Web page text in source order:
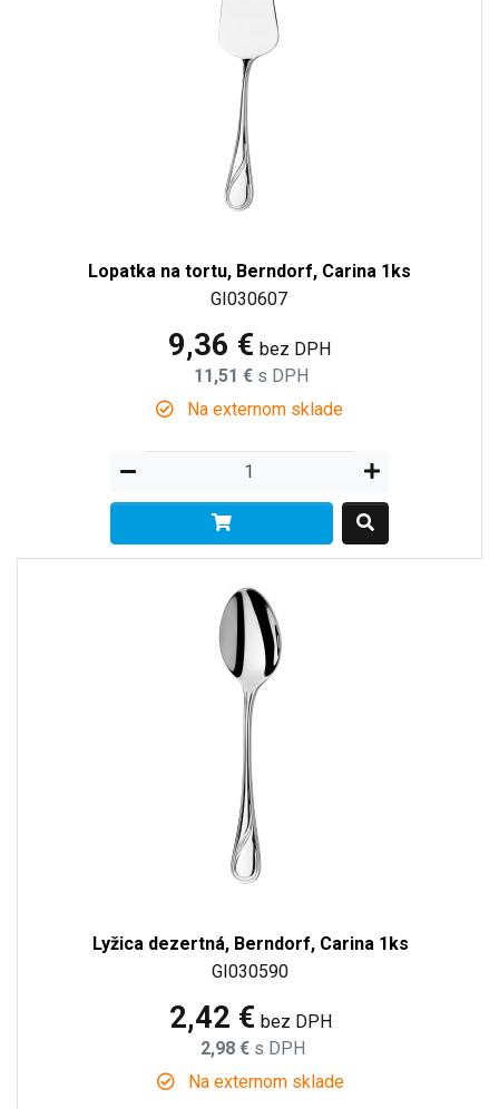
Lopatka na tortu, Berndorf, Carina 1ks
GI030607
9,36 € bez DPH
11,51 € s DPH
Na externom sklade
Lyžica dezertná, Berndorf, Carina 1ks
GI030590
2,42 € bez DPH
2,98 € s DPH
Na externom sklade